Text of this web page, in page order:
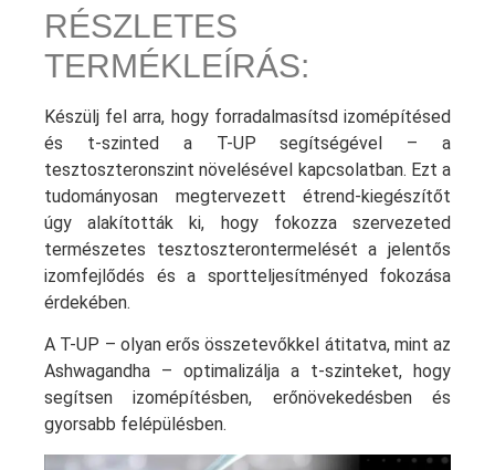
RÉSZLETES
TERMÉKLEÍRÁS:
Készülj fel arra, hogy forradalmasítsd izomépítésed
és t-szinted a T-UP segítségével – a
tesztoszteronszint növelésével kapcsolatban. Ezt a
tudományosan megtervezett étrend-kiegészítőt
úgy alakították ki, hogy fokozza szervezeted
természetes tesztoszterontermelését a jelentős
izomfejlődés és a sportteljesítményed fokozása
érdekében.
A T-UP – olyan erős összetevőkkel átitatva, mint az
Ashwagandha – optimalizálja a t-szinteket, hogy
segítsen izomépítésben, erőnövekedésben és
gyorsabb felépülésben.